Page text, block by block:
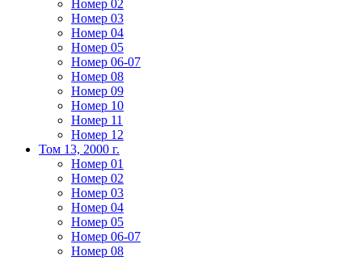
Номер 02
Номер 03
Номер 04
Номер 05
Номер 06-07
Номер 08
Номер 09
Номер 10
Номер 11
Номер 12
Том 13, 2000 г.
Номер 01
Номер 02
Номер 03
Номер 04
Номер 05
Номер 06-07
Номер 08